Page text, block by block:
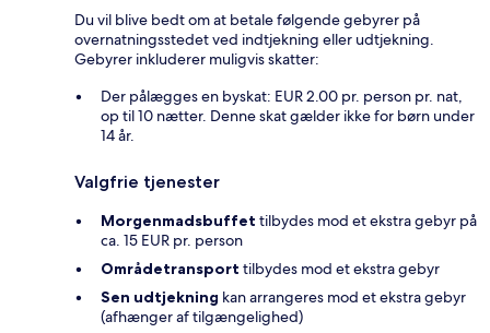
Du vil blive bedt om at betale følgende gebyrer på
overnatningsstedet ved indtjekning eller udtjekning.
Gebyrer inkluderer muligvis skatter:
Der pålægges en byskat: EUR 2.00 pr. person pr. nat,
op til 10 nætter. Denne skat gælder ikke for børn under
14 år.
Valgfrie tjenester
Morgenmadsbuffet tilbydes mod et ekstra gebyr på
ca. 15 EUR pr. person
Områdetransport tilbydes mod et ekstra gebyr
Sen udtjekning kan arrangeres mod et ekstra gebyr
(afhænger af tilgængelighed)